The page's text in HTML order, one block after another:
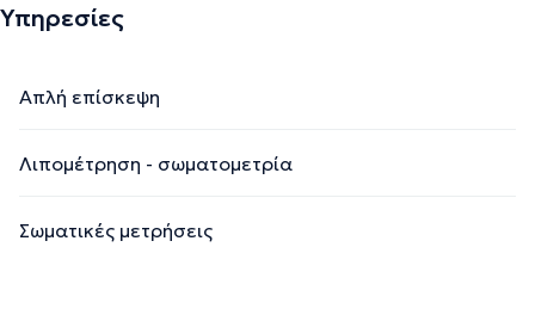
Υπηρεσίες
Απλή επίσκεψη
Λιπομέτρηση - σωματομετρία
Σωματικές μετρήσεις